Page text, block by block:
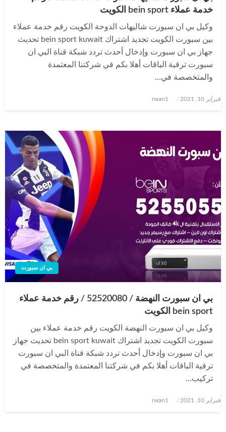
خدمة عملاء bein sport الكويت
وكيل بي ان سبورت شاليهات الدوحة الكويت رقم خدمة عملاء
بين سبورت الكويت تجديد اشتراك bein sport kuwait تحديث
جهاز بي ان سبورت وإدخال أحدث تردد شبكة قناة البي ان
سبورت ترقية الباقات أهلا بكم في شركتنا المعتمدة
والمتخصصة في…
نُشر
فبراير 10, 2021 rwan1
بي ان سبورت
بي ان سبورت النهضة / 52520080 / رقم خدمة عملاء
bein sport الكويت
وكيل بي ان سبورت النهضة الكويت رقم خدمة عملاء بين
سبورت الكويت تجديد اشتراك bein sport kuwait تحديث جهاز
بي ان سبورت وإدخال أحدث تردد شبكة قناة البي ان سبورت
ترقية الباقات أهلا بكم في شركتنا المعتمدة والمتخصصة في
تركيب…
نُشر
فبراير 10, 2021 rwan1